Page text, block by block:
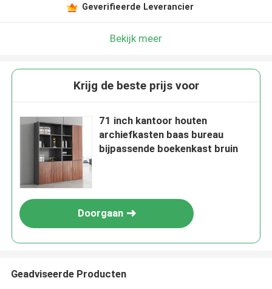
Geverifieerde Leverancier
Bekijk meer
Krijg de beste prijs voor
71 inch kantoor houten
archiefkasten baas bureau
bijpassende boekenkast bruin
Doorgaan
Geadviseerde Producten